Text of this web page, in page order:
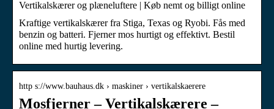
Vertikalskærer og plæneluftere | Køb nemt og billigt online
Kraftige vertikalskærer fra Stiga, Texas og Ryobi. Fås med
benzin og batteri. Fjerner mos hurtigt og effektivt. Bestil
online med hurtig levering.
http s://www.bauhaus.dk › maskiner › vertikalskaerere
Mosfjerner – Vertikalskærere –